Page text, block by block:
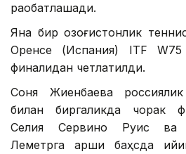
рақобатлашади.
Яна бир қозоғистонлик
Оренсе (Испания) ITF W75
финалидан четлатилди.
Соня Жиенбаева
билан биргаликда чорак
Селия Сервино Руис ва
Леметрга қарши баҳсда